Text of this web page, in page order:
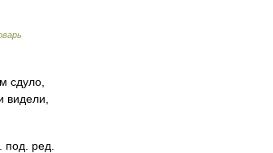
сдуло,
видели,
ред.